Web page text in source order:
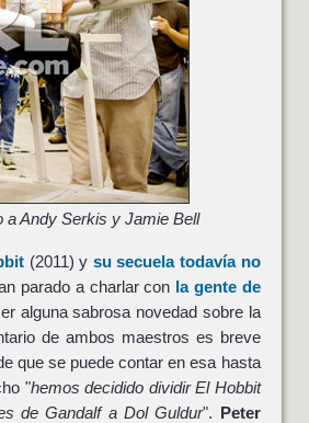
a Andy Serkis y Jamie Bell
(2011) y su secuela todavía no
parado a charlar con la gente de
alguna sabrosa novedad sobre la
de ambos maestros es breve
que se puede contar en esa hasta
"hemos decidido dividir El Hobbit
de Gandalf a Dol Guldur". Peter